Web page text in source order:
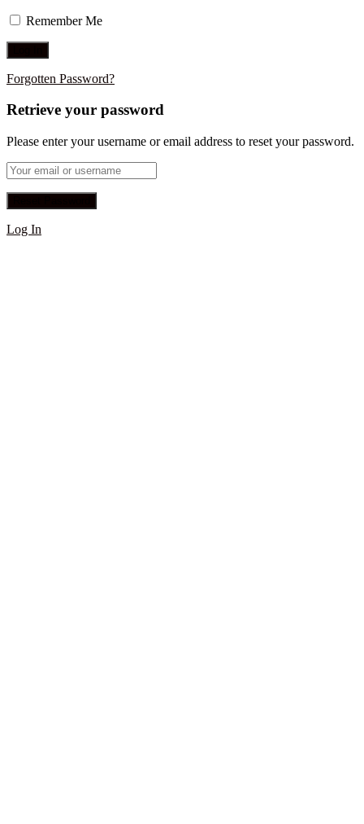
Remember Me
Forgotten Password?
Retrieve your password
Please enter your username or email address to reset your password.
Log In